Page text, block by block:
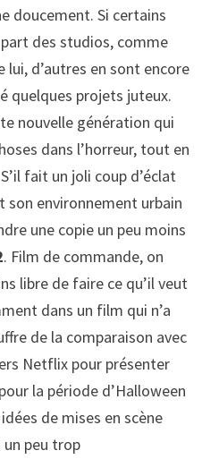
doucement. Si certains
des studios, comme
lui, d’autres en sont encore
quelques projets juteux.
nouvelle génération qui
dans l’horreur, tout en
fait un joli coup d’éclat
son environnement urbain
une copie un peu moins
. Film de commande, on
libre de faire ce qu’il veut
dans un film qui n’a
de la comparaison avec
Netflix pour présenter
la période d’Halloween
de mises en scène
peu trop